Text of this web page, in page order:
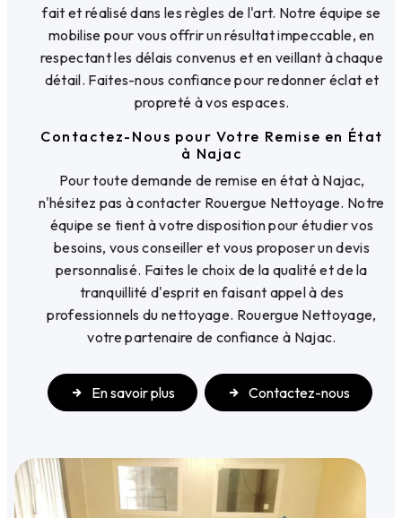
fait et réalisé dans les règles de l'art. Notre équipe se
mobilise pour vous offrir un résultat impeccable, en
respectant les délais convenus et en veillant à chaque
détail. Faites-nous confiance pour redonner éclat et
propreté à vos espaces.
Contactez-Nous pour Votre Remise en État
à Najac
Pour toute demande de remise en état à Najac,
n'hésitez pas à contacter Rouergue Nettoyage. Notre
équipe se tient à votre disposition pour étudier vos
besoins, vous conseiller et vous proposer un devis
personnalisé. Faites le choix de la qualité et de la
tranquillité d'esprit en faisant appel à des
professionnels du nettoyage. Rouergue Nettoyage,
votre partenaire de confiance à Najac.
En savoir plus Contactez-nous